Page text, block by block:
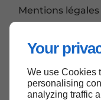
Your
We use Cookies
personalising
analyzing traffic
Mentions légales